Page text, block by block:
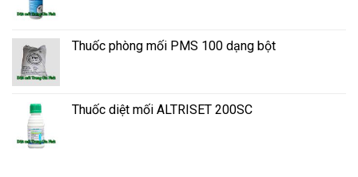
Thuốc phòng mối PMS 100 dạng bột
Thuốc diệt mối ALTRISET 200SC